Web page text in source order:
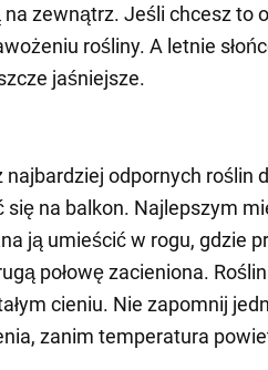
zewnątrz. Jeśli chcesz to
rośliny. A letnie
jaśniejsze.
odpornych roślin
się na balkon. Najlepszym
ją umieścić w rogu, gdzie
połowę zacieniona.
cieniu. Nie zapomnij
zanim temperatura